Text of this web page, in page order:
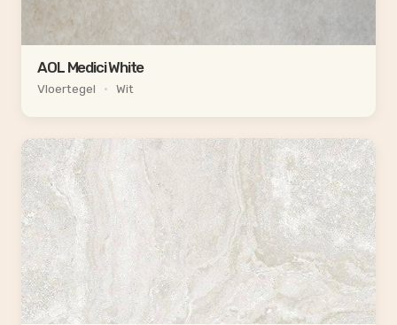
AOL Medici White
Vloertegel • Wit